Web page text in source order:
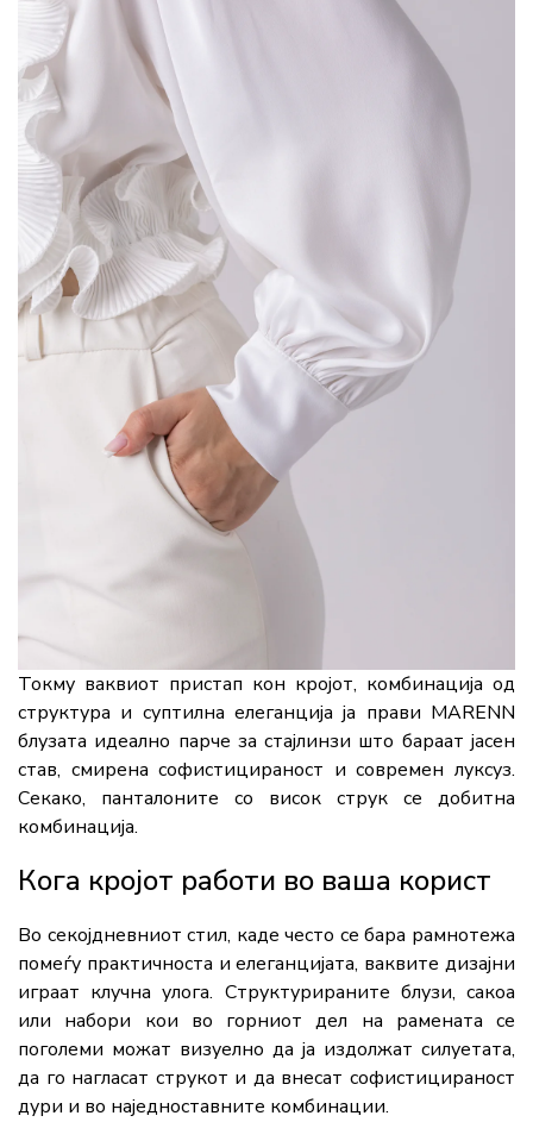
Токму ваквиот пристап кон кројот, комбинација од
структура и суптилна елеганција ја прави MARENN
блузата идеално парче за стајлинзи што бараат јасен
став, смирена софистицираност и современ луксуз.
Секако, панталоните со висок струк се добитна
комбинација.
Кога кројот работи во ваша корист
Во секојдневниот стил, каде често се бара рамнотежа
помеѓу практичноста и елеганцијата, ваквите дизајни
играат клучна улога. Структурираните блузи, сакоа
или набори кои во горниот дел на рамената се
поголеми можат визуелно да ја издолжат силуетата,
да го нагласат струкот и да внесат софистицираност
дури и во наједноставните комбинации.